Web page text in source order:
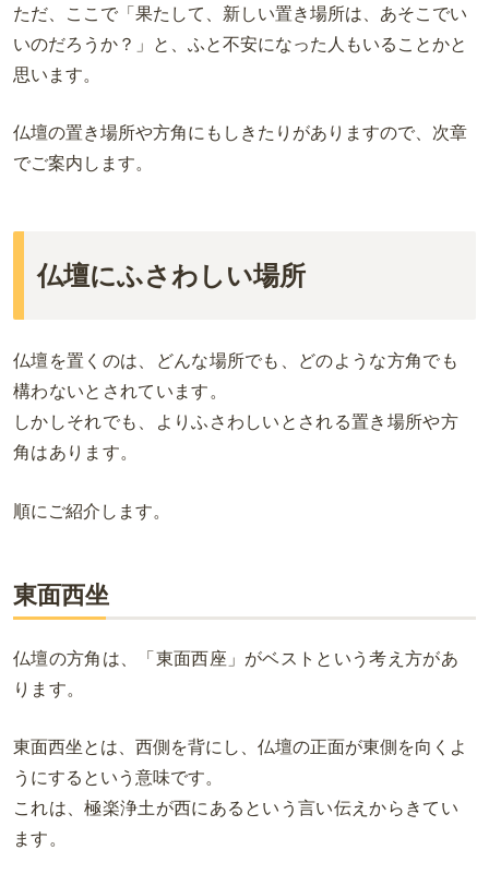
ただ、ここで「果たして、新しい置き場所は、あそこでい
いのだろうか？」と、ふと不安になった人もいることかと
思います。
仏壇の置き場所や方角にもしきたりがありますので、次章
でご案内します。
仏壇にふさわしい場所
仏壇を置くのは、どんな場所でも、どのような方角でも
構わないとされています。
しかしそれでも、よりふさわしいとされる置き場所や方
角はあります。
順にご紹介します。
東面西坐
仏壇の方角は、「東面西座」がベストという考え方があ
ります。
東面西坐とは、西側を背にし、仏壇の正面が東側を向くよ
うにするという意味です。
これは、極楽浄土が西にあるという言い伝えからきてい
ます。